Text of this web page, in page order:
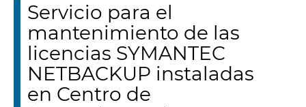
Servicio para el
mantenimiento de las
licencias SYMANTEC
NETBACKUP instaladas
en Centro de